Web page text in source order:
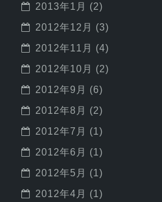
2013年1月
(2)
2012年12月
(3)
2012年11月
(4)
2012年10月
(2)
2012年9月
(6)
2012年8月
(2)
2012年7月
(1)
2012年6月
(1)
2012年5月
(1)
2012年4月
(1)